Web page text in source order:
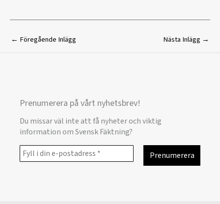
← Föregående Inlägg Nästa Inlägg →
Prenumerera på vårt nyhetsbrev!
Du missar väl inte att få nyheter och viktig
information om Svensk Fäktning?